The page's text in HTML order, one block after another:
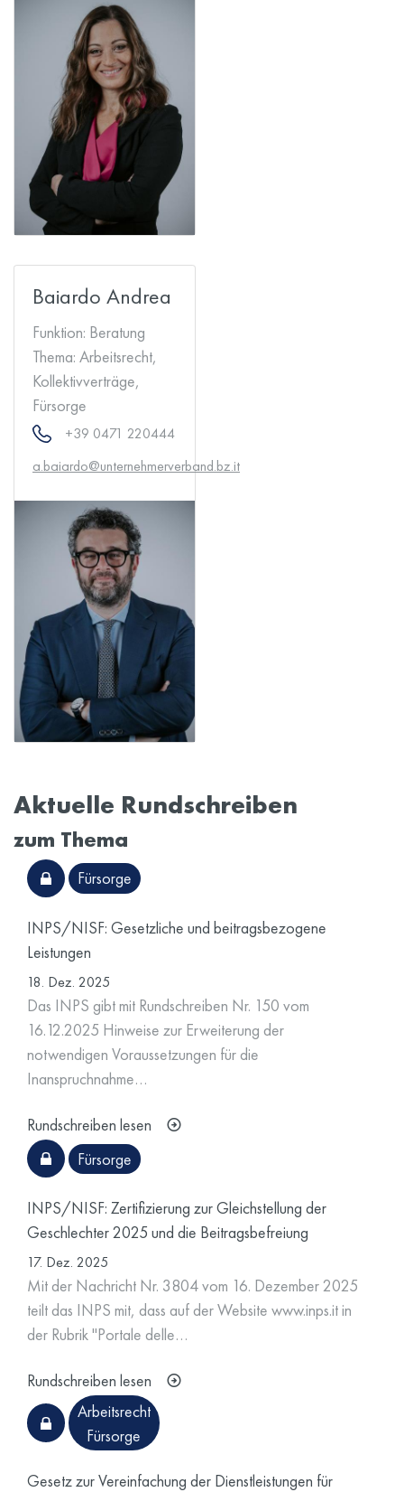
Baiardo Andrea
Funktion: Beratung
Thema: Arbeitsrecht,
Kollektivverträge,
Fürsorge
+39 0471 220444
a.baiardo@unternehmerverband.bz.it
Aktuelle Rundschreiben
zum Thema
Fürsorge
INPS/NISF: Gesetzliche und beitragsbezogene
Leistungen
18. Dez. 2025
Das INPS gibt mit Rundschreiben Nr. 150 vom
16.12.2025 Hinweise zur Erweiterung der
notwendigen Voraussetzungen für die
Inanspruchnahme…
Rundschreiben lesen
Fürsorge
INPS/NISF: Zertifizierung zur Gleichstellung der
Geschlechter 2025 und die Beitragsbefreiung
17. Dez. 2025
Mit der Nachricht Nr. 3804 vom 16. Dezember 2025
teilt das INPS mit, dass auf der Website www.inps.it in
der Rubrik "Portale delle…
Rundschreiben lesen
Arbeitsrecht
Fürsorge
Gesetz zur Vereinfachung der Dienstleistungen für